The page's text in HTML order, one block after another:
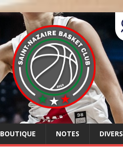
BOUTIQUE NOTES DIVERS